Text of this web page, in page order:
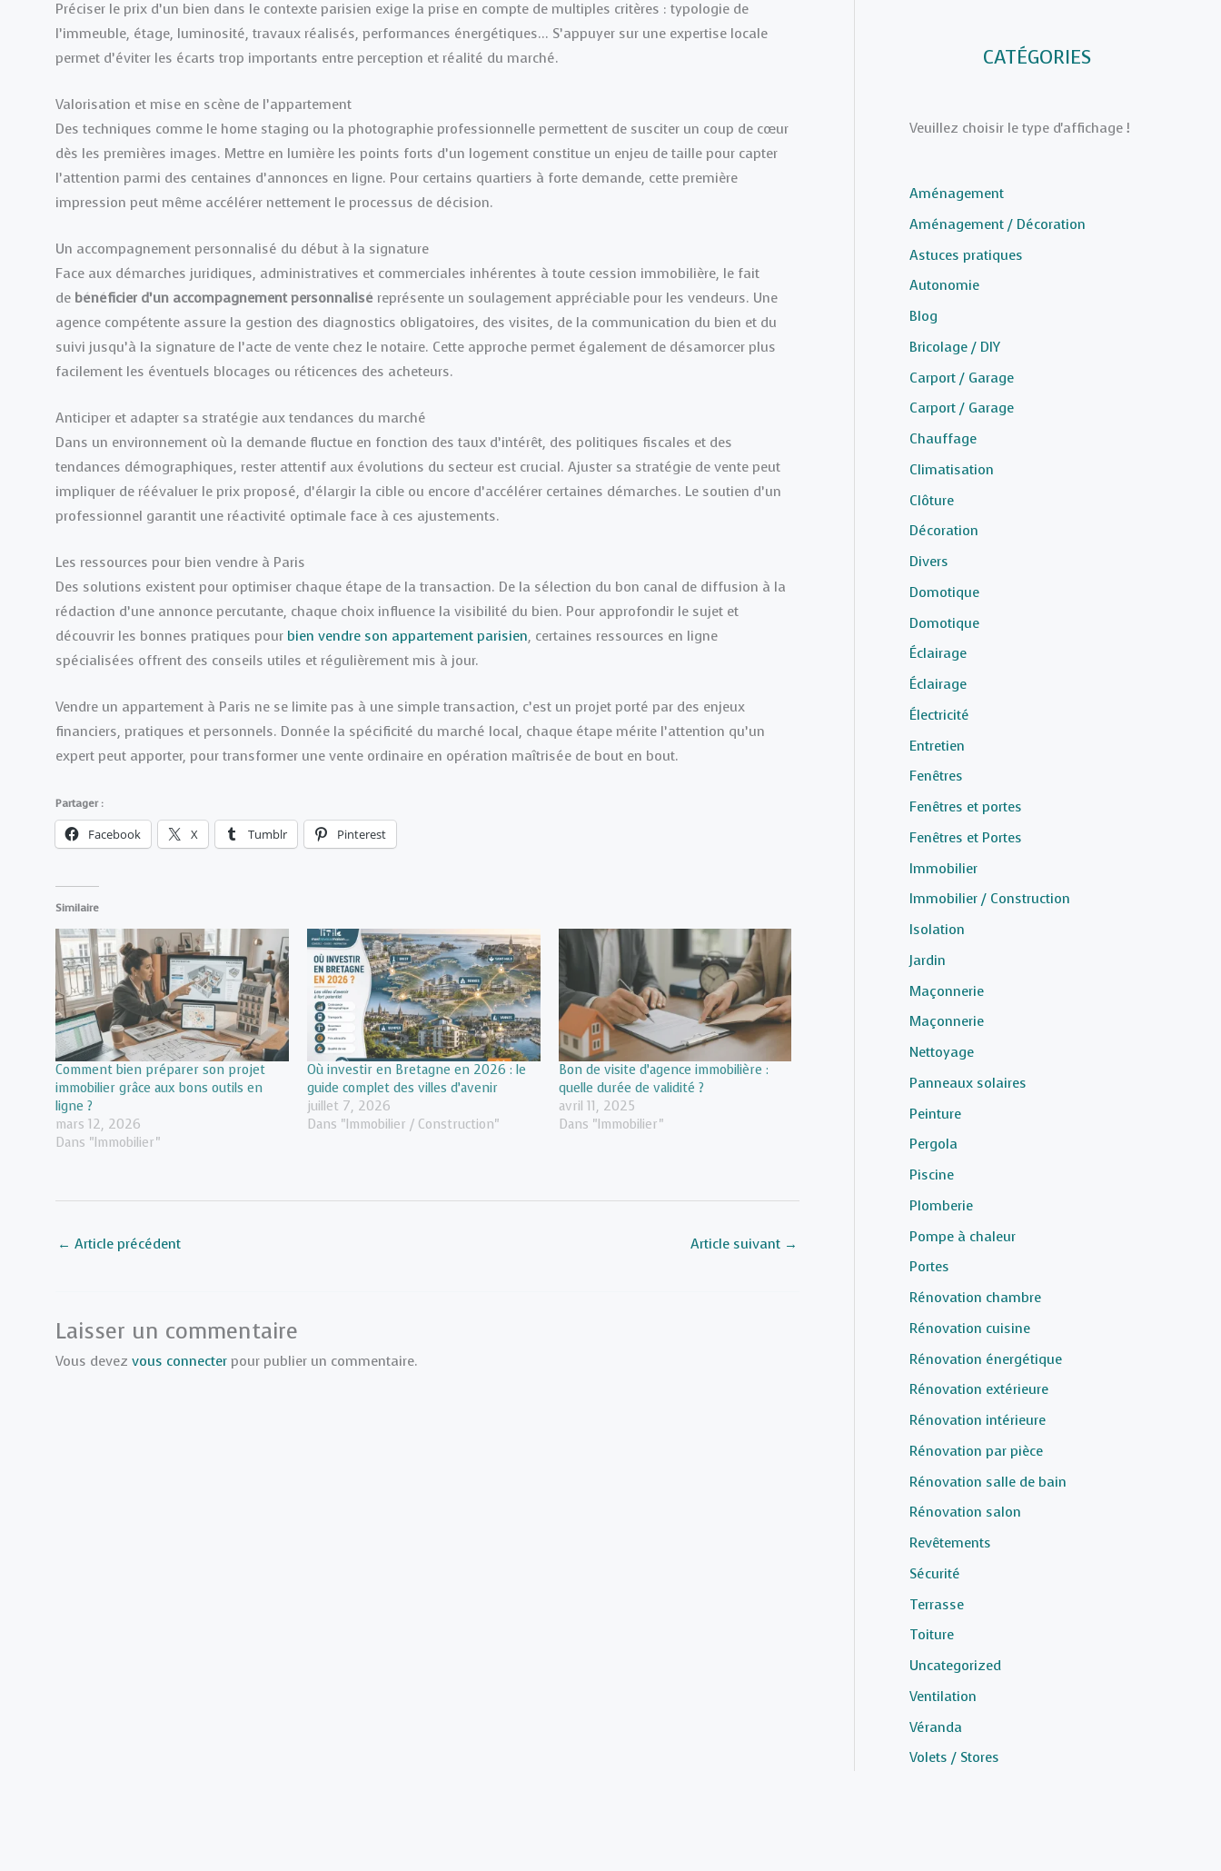
Préciser le prix d’un bien dans le contexte parisien exige la prise en compte de multiples critères : typologie de
l’immeuble, étage, luminosité, travaux réalisés, performances énergétiques… S’appuyer sur une expertise locale
permet d’éviter les écarts trop importants entre perception et réalité du marché.
Valorisation et mise en scène de l’appartement
Des techniques comme le home staging ou la photographie professionnelle permettent de susciter un coup de cœur
dès les premières images. Mettre en lumière les points forts d’un logement constitue un enjeu de taille pour capter
l’attention parmi des centaines d’annonces en ligne. Pour certains quartiers à forte demande, cette première
impression peut même accélérer nettement le processus de décision.
Un accompagnement personnalisé du début à la signature
Face aux démarches juridiques, administratives et commerciales inhérentes à toute cession immobilière, le fait
de bénéficier d’un accompagnement personnalisé représente un soulagement appréciable pour les vendeurs. Une
agence compétente assure la gestion des diagnostics obligatoires, des visites, de la communication du bien et du
suivi jusqu’à la signature de l’acte de vente chez le notaire. Cette approche permet également de désamorcer plus
facilement les éventuels blocages ou réticences des acheteurs.
Anticiper et adapter sa stratégie aux tendances du marché
Dans un environnement où la demande fluctue en fonction des taux d’intérêt, des politiques fiscales et des
tendances démographiques, rester attentif aux évolutions du secteur est crucial. Ajuster sa stratégie de vente peut
impliquer de réévaluer le prix proposé, d’élargir la cible ou encore d’accélérer certaines démarches. Le soutien d’un
professionnel garantit une réactivité optimale face à ces ajustements.
Les ressources pour bien vendre à Paris
Des solutions existent pour optimiser chaque étape de la transaction. De la sélection du bon canal de diffusion à la
rédaction d’une annonce percutante, chaque choix influence la visibilité du bien. Pour approfondir le sujet et
découvrir les bonnes pratiques pour bien vendre son appartement parisien, certaines ressources en ligne
spécialisées offrent des conseils utiles et régulièrement mis à jour.
Vendre un appartement à Paris ne se limite pas à une simple transaction, c’est un projet porté par des enjeux
financiers, pratiques et personnels. Donnée la spécificité du marché local, chaque étape mérite l’attention qu’un
expert peut apporter, pour transformer une vente ordinaire en opération maîtrisée de bout en bout.
Partager :
Facebook X Tumblr Pinterest
Similaire
Comment bien préparer son projet
immobilier grâce aux bons outils en
ligne ?
mars 12, 2026
Dans "Immobilier"
Où investir en Bretagne en 2026 : le
guide complet des villes d’avenir
juillet 7, 2026
Dans "Immobilier / Construction"
Bon de visite d’agence immobilière :
quelle durée de validité ?
avril 11, 2025
Dans "Immobilier"
← Article précédent Article suivant →
Laisser un commentaire
Vous devez vous connecter pour publier un commentaire.
CATÉGORIES
Veuillez choisir le type d'affichage !
Aménagement
Aménagement / Décoration
Astuces pratiques
Autonomie
Blog
Bricolage / DIY
Carport / Garage
Carport / Garage
Chauffage
Climatisation
Clôture
Décoration
Divers
Domotique
Domotique
Éclairage
Éclairage
Électricité
Entretien
Fenêtres
Fenêtres et portes
Fenêtres et Portes
Immobilier
Immobilier / Construction
Isolation
Jardin
Maçonnerie
Maçonnerie
Nettoyage
Panneaux solaires
Peinture
Pergola
Piscine
Plomberie
Pompe à chaleur
Portes
Rénovation chambre
Rénovation cuisine
Rénovation énergétique
Rénovation extérieure
Rénovation intérieure
Rénovation par pièce
Rénovation salle de bain
Rénovation salon
Revêtements
Sécurité
Terrasse
Toiture
Uncategorized
Ventilation
Véranda
Volets / Stores